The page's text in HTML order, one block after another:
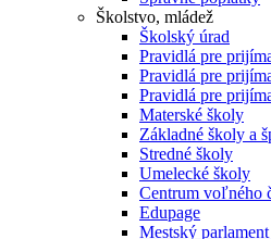
Školstvo, mládež
Školský úrad
Pravidlá pre
Pravidlá pre
Pravidlá pre
Materské školy
Základné školy a
Stredné školy
Umelecké školy
Centrum voľného
Edupage
Mestský